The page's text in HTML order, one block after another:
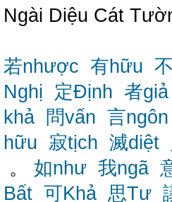
Ngài Diệu Cát
若nhược 有hữu
Nghị
定Định 者giả
khả
問vấn 言ngôn
hữu 寂tịch 滅diệt
。 如như 我ngã
Bất 可Khả 思Tư